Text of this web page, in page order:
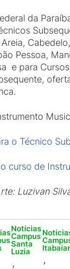
da
Pessoa,
e para
o Técnico
curso de
Luzivan
Notícias
Campus
Santa
Luzia
, ,